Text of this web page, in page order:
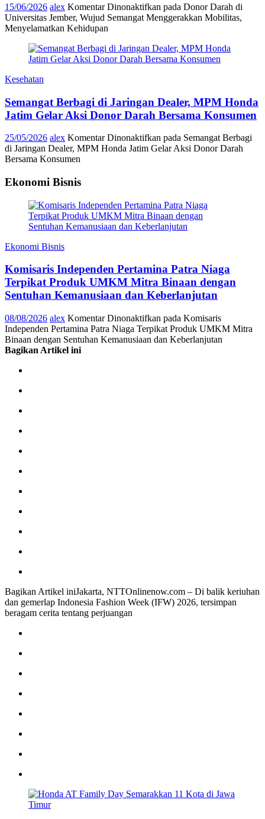
15/06/2026 alex Komentar Dinonaktifkan pada Donor Darah di
Universitas Jember, Wujud Semangat Menggerakkan Mobilitas,
Menyelamatkan Kehidupan
Kesehatan
Semangat Berbagi di Jaringan Dealer, MPM Honda
Jatim Gelar Aksi Donor Darah Bersama Konsumen
25/05/2026 alex Komentar Dinonaktifkan pada Semangat Berbagi
di Jaringan Dealer, MPM Honda Jatim Gelar Aksi Donor Darah
Bersama Konsumen
Ekonomi Bisnis
Ekonomi Bisnis
Komisaris Independen Pertamina Patra Niaga
Terpikat Produk UMKM Mitra Binaan dengan
Sentuhan Kemanusiaan dan Keberlanjutan
08/08/2026 alex Komentar Dinonaktifkan pada Komisaris
Independen Pertamina Patra Niaga Terpikat Produk UMKM Mitra
Binaan dengan Sentuhan Kemanusiaan dan Keberlanjutan
Bagikan Artikel ini
Bagikan Artikel iniJakarta, NTTOnlinenow.com – Di balik keriuhan
dan gemerlap Indonesia Fashion Week (IFW) 2026, tersimpan
beragam cerita tentang perjuangan